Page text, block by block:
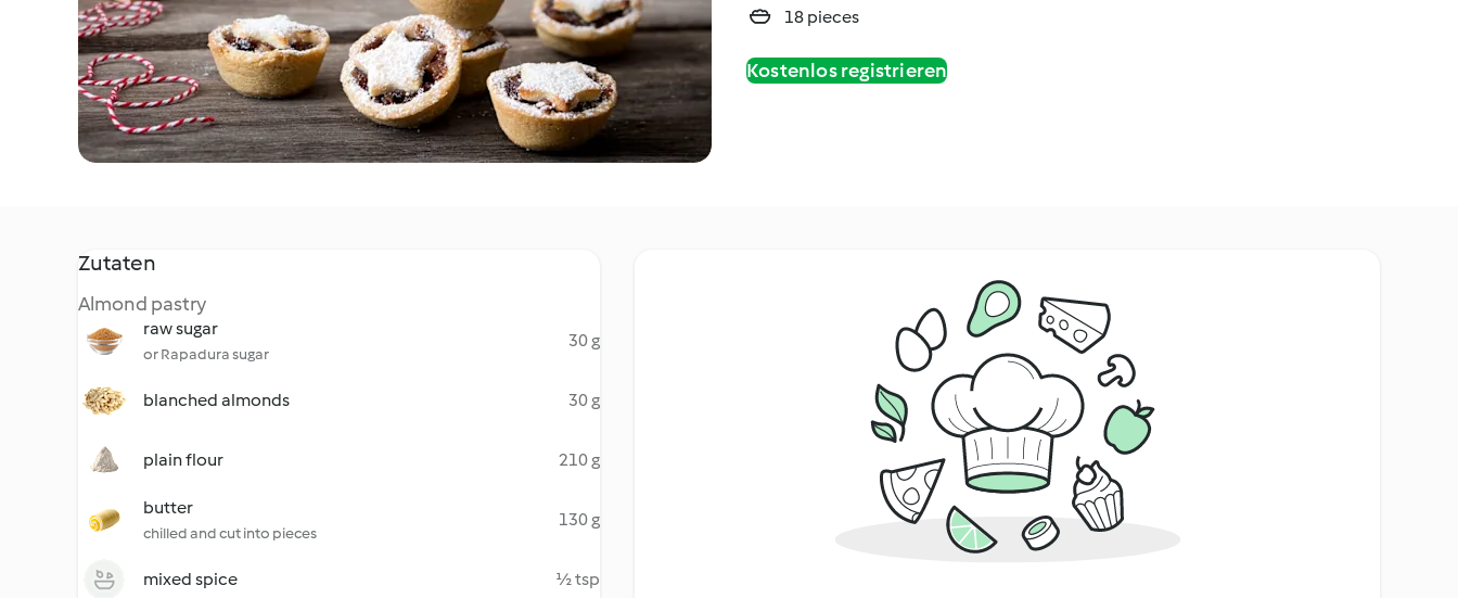
18 pieces
Kostenlos registrieren
Zutaten
Almond pastry
raw sugar
or Rapadura sugar
30 g
blanched almonds 30 g
plain flour 210 g
butter
chilled and cut into pieces
130 g
mixed spice ½ tsp